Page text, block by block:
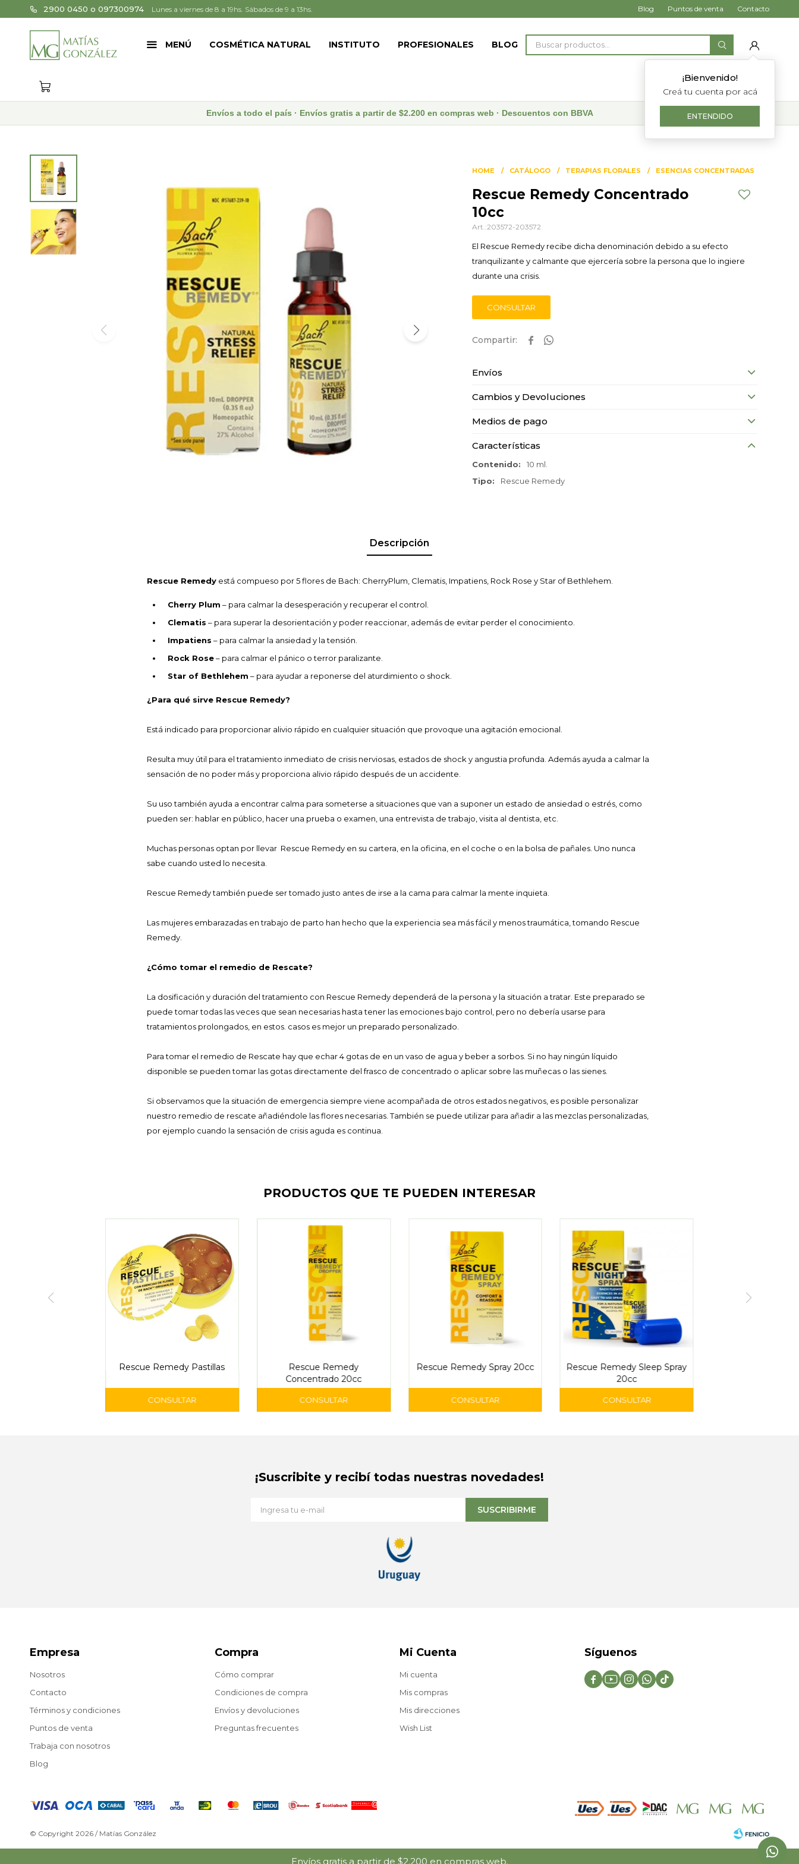
MENÚ COSMÉTICA NATURAL INSTITUTO PROFESIONALES BLOG
¡Bienvenido!
Creá tu cuenta por acá
ENTENDIDO
2900 0450 o 097300974 Lunes a viernes de 8 a 19hs. Sábados de 9 a 13hs. Blog Puntos de venta Contacto
Envíos a todo el país · Envíos gratis a partir de $2.200 en compras web · Descuentos con BBVA
HOME CATÁLOGO TERAPIAS FLORALES ESENCIAS CONCENTRADAS
Rescue Remedy Concentrado
10cc
203572-203572
El Rescue Remedy recibe dicha denominación debido a su efecto
tranquilizante y calmante que ejercería sobre la persona que lo ingiere
durante una crisis.
CONSULTAR
 
Envíos
Cambios y Devoluciones
Medios de pago
Características
Contenido
10 ml.
Tipo
Rescue Remedy
Descripción
Rescue Remedy está compueso por 5 flores de Bach: CherryPlum, Clematis, Impatiens, Rock Rose y Star of Bethlehem.
Cherry Plum – para calmar la desesperación y recuperar el control.
Clematis – para superar la desorientación y poder reaccionar, además de evitar perder el conocimiento.
Impatiens – para calmar la ansiedad y la tensión.
Rock Rose– para calmar el pánico o terror paralizante.
Star of Bethlehem – para ayudar a reponerse del aturdimiento o shock.
¿Para qué sirve Rescue Remedy?
Está indicado para proporcionar alivio rápido en cualquier situación que provoque una agitación emocional.
Resulta muy útil para el tratamiento inmediato de crisis nerviosas, estados de shock y angustia profunda. Además ayuda a calmar la
sensación de no poder más y proporciona alivio rápido después de un accidente.
Su uso también ayuda a encontrar calma para someterse a situaciones que van a suponer un estado de ansiedad o estrés, como
pueden ser: hablar en público, hacer una prueba o examen, una entrevista de trabajo, visita al dentista, etc.
Muchas personas optan por llevar Rescue Remedy en su cartera, en la oficina, en el coche o en la bolsa de pañales. Uno nunca
sabe cuando usted lo necesita.
Rescue Remedy también puede ser tomado justo antes de irse a la cama para calmar la mente inquieta.
Las mujeres embarazadas en trabajo de parto han hecho que la experiencia sea más fácil y menos traumática, tomando Rescue
Remedy.
¿Cómo tomar el remedio de Rescate?
La dosificación y duración del tratamiento con Rescue Remedy dependerá de la persona y la situación a tratar. Este preparado se
puede tomar todas las veces que sean necesarias hasta tener las emociones bajo control, pero no debería usarse para
tratamientos prolongados, en estos. casos es mejor un preparado personalizado.
Para tomar el remedio de Rescate hay que echar 4 gotas de en un vaso de agua y beber a sorbos. Si no hay ningún líquido
disponible se pueden tomar las gotas directamente del frasco de concentrado o aplicar sobre las muñecas o las sienes.
Si observamos que la situación de emergencia siempre viene acompañada de otros estados negativos, es posible personalizar
nuestro remedio de rescate añadiéndole las flores necesarias. También se puede utilizar para añadir a las mezclas personalizadas,
por ejemplo cuando la sensación de crisis aguda es continua.
PRODUCTOS QUE TE PUEDEN INTERESAR
Rescue Remedy Pastillas
Rescue Remedy
Concentrado 20cc
Rescue Remedy Spray 20cc
Rescue Remedy Sleep Spray
20cc
Empresa
Nosotros
Contacto
Términos y condiciones
Puntos de venta
Trabaja con nosotros
Blog
Compra
Cómo comprar
Condiciones de compra
Envíos y devoluciones
Preguntas frecuentes
Mi Cuenta
Mi cuenta
Mis compras
Mis direcciones
Wish List
Síguenos
    
¡Suscribite y recibí todas nuestras novedades!
SUSCRIBIRME
© Copyright 2026 / Matías González
Envíos gratis a partir de $2.200 en compras web.